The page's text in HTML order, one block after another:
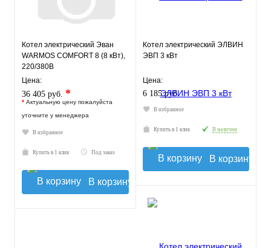
Котел электрический Эван
WARMOS COMFORT 8 (8 кВт),
220/380В
Цена:
36 405 руб. *
* Актуальную цену пожалуйста
уточните у менеджера
В избранное
Купить в 1 клик Под заказ
В корзину
Котел электрический ЭЛВИН
ЭВП 3 кВт
Цена:
6 185 руб.
В избранное
Купить в 1 клик В наличии
В корзину